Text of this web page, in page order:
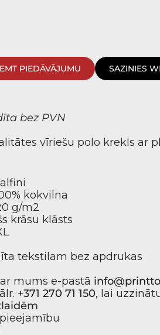
PIEDĀVĀJUMU SAZINIES
bez PVN
vīriešu polo krekls ar
kokvilna
g/m2
krāsu klāsts
tekstilam bez apdrukas
mums e-pastā
+371 270 71 150, lai